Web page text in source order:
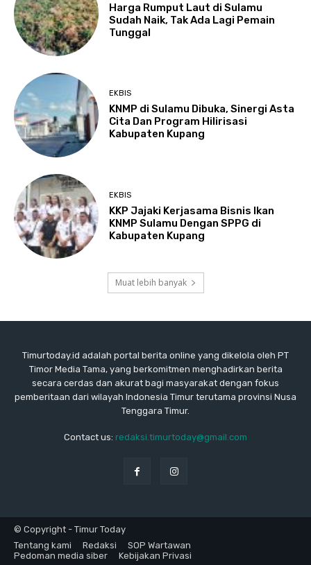
Harga Rumput Laut di Sulamu
Sudah Naik, Tak Ada Lagi Pemain
Tunggal
EKBIS
KNMP di Sulamu Dibuka, Sinergi Asta
Cita Dan Program Hilirisasi
Kabupaten Kupang
EKBIS
KKP Jajaki Kerjasama Bisnis Ikan
KNMP Sulamu Dengan SPPG di
Kabupaten Kupang
Muat lebih banyak
Timurtoday.id adalah portal berita online yang dikelola oleh PT
Timor Media Tama, yang berkomitmen menghadirkan berita
secara cerdas dan akurat bagi masyarakat dengan fokus
pemberitaan dari wilayah Indonesia Timur terutama provinsi Nusa
Tenggara Timur.
Contact us: redaksi.timurtoday@gmail.com
© Copyright - Timur Today
Tentang kami
Redaksi
SOP Wartawan
Pedoman media siber
Kebijakan Privasi